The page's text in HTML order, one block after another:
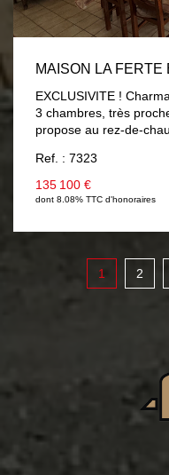
MAISON LA
EXCLUSIVITE ! Charmante maison lumineuse 95m² avec
3 chambres, très proche
propose au rez-de-
ouvrant sur véranda
sur jardin, salle d'eau
av/parquet (9m² à
Sous-sol total (garage
dépendances et accès
Ref. : 7323
135 100 €
dont 8.08% TTC d'honoraires
1 2